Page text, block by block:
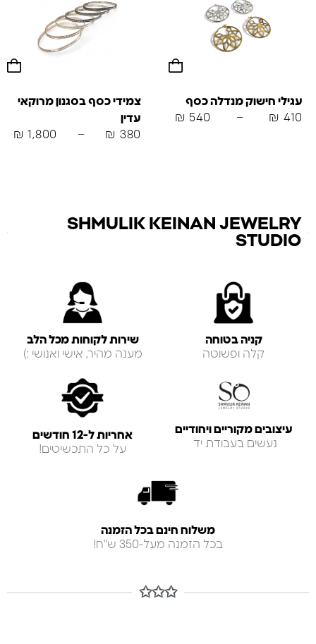
עגילי חישוק מנדלה כסף
₪ 410
–
₪ 540
צמידי כסף בסגנון מרוקאי
עדין
₪ 380
–
₪ 1,800
SHMULIK KEINAN JEWELRY
STUDIO
קניה בטוחה
קלה ופשוטה
שירות לקוחות מכל הלב
מענה מהיר, אישי ואנושי :)
עיצובים מקוריים ויחודיים
נעשים בעבודת יד
אחריות ל-12 חודשים
על כל התכשיטים!
משלוח חינם בכל הזמנה
בכל הזמנה מעל-350 ש"ח!
✩✩✩